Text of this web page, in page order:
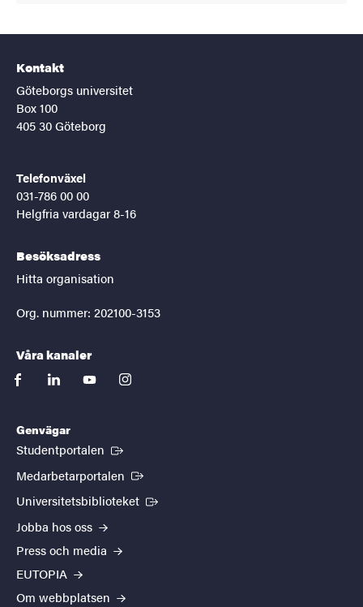
Kontakt
Göteborgs universitet
Box 100
405 30 Göteborg
Telefonväxel
031-786 00 00
Helgfria vardagar 8-16
Besöksadress
Hitta organisation
Org. nummer: 202100-3153
Våra kanaler
facebooklinkedinyoutubeinstagram
Genvägar
Studentportalen (Extern länk)
Medarbetarportalen (Extern länk)
Universitetsbiblioteket (Extern länk)
Jobba hos oss
Press och media
EUTOPIA
Om webbplatsen